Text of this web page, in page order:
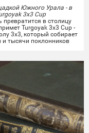
Южного Урала - в
3x3 Cup
в столицу
Turgoyak 3x3 Cup -
3х3, который собирает
тысячи поклонников